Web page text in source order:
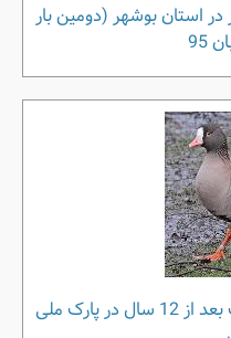
استان بوشهر (دومین بار
95
مشاهده غاز پیشانی سفید کوچک بعد از 12 سال در پارک ملی